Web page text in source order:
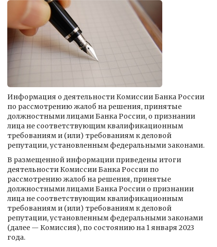
Информация о деятельности Комиссии Банка России
по рассмотрению жалоб на решения, принятые
должностными лицами Банка России, о признании
лица не соответствующим квалификационным
требованиям и (или) требованиям к деловой
репутации, установленным федеральными законами.
В размещенной информации приведены итоги
деятельности Комиссии Банка России по
рассмотрению жалоб на решения, принятые
должностными лицами Банка России о признании
лица не соответствующим квалификационным
требованиям и (или) требованиям к деловой
репутации, установленным федеральными законами
(далее — Комиссия), по состоянию на 1 января 2023
года.